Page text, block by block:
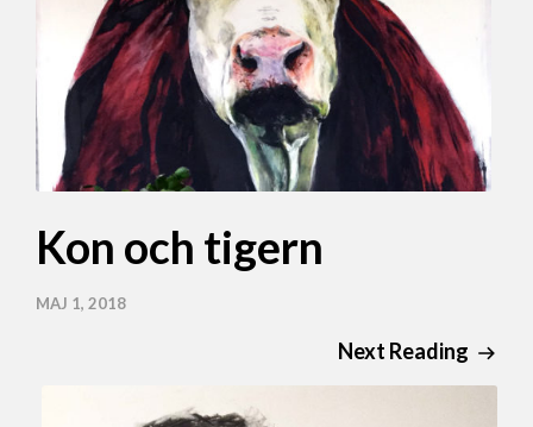
Kon och tigern
MAJ 1, 2018
Next Reading